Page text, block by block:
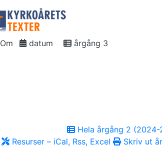
Om datum årgång 3
Hela årgång 2 (2024-
Resurser – iCal, Rss, Excel
Skriv ut